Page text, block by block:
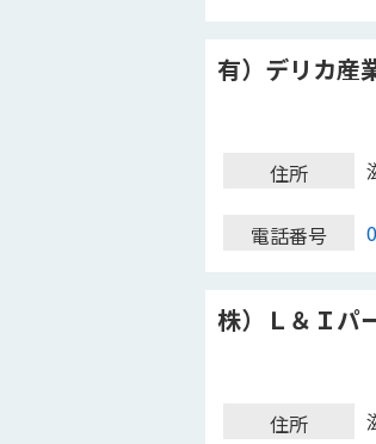
有）デリカ産
住所
電話番号
株）Ｌ＆Ｉパ
住所